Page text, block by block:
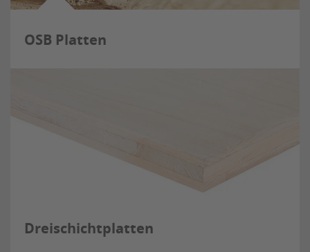
OSB Platten
Dreischichtplatten